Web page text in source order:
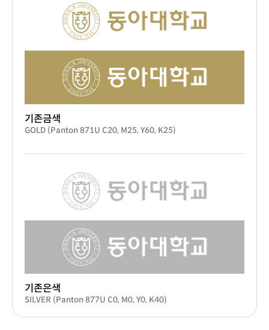
기존금색
GOLD (Panton 871U C20, M25, Y60, K25)
기존은색
SILVER (Panton 877U C0, M0, Y0, K40)